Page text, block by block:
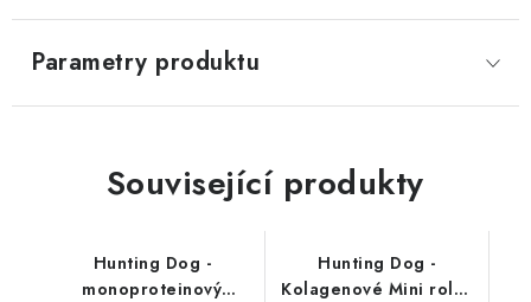
Parametry produktu
Související produkty
Hunting Dog -
monoproteinový
Hunting Dog -
Kolagenové Mini rolky